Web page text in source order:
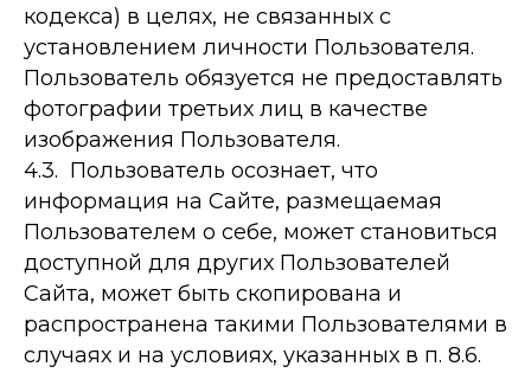
кодекса) в целях, не связанных с
установлением личности Пользователя.
Пользователь обязуется не предоставлять
фотографии третьих лиц в качестве
изображения Пользователя.
4.3. Пользователь осознает, что
информация на Сайте, размещаемая
Пользователем о себе, может становиться
доступной для других Пользователей
Сайта, может быть скопирована и
распространена такими Пользователями в
случаях и на условиях, указанных в п. 8.6.